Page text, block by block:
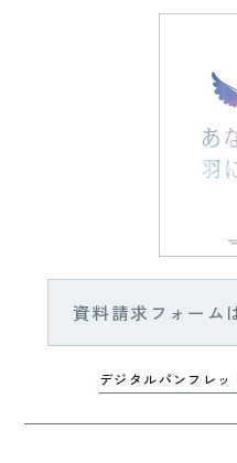
資料請求フォーム
デジタルパンフレッ